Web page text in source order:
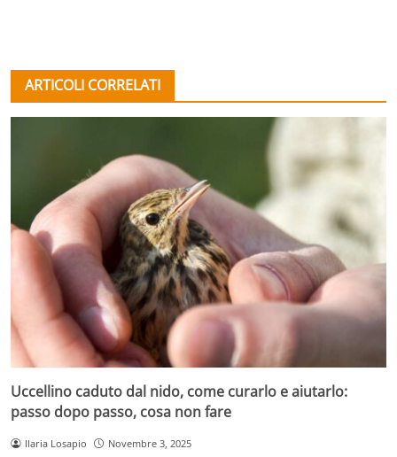
ARTICOLI CORRELATI
Uccellino caduto dal nido, come curarlo e aiutarlo:
passo dopo passo, cosa non fare
Ilaria Losapio Novembre 3, 2025